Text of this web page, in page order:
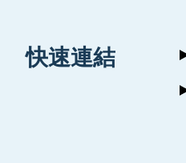
快速連結